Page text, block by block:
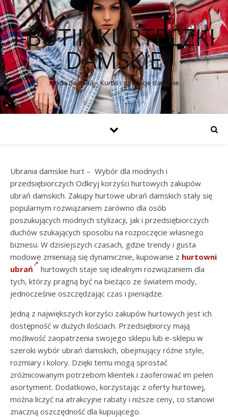
I-BUTIK KURTECZKI
DAMSKIE
Moda damska – Kurtki i stylizacje damskie
Ubrania damskie hurt – Wybór dla modnych i
przedsiębiorczych Odkryj korzyści hurtowych zakupów
ubrań damskich. Zakupy hurtowe ubrań damskich stały się
popularnym rozwiązaniem zarówno dla osób
poszukujących modnych stylizacji, jak i przedsiębiorczych
duchów szukających sposobu na rozpoczęcie własnego
biznesu. W dzisiejszych czasach, gdzie trendy i gusta
modowe zmieniają się dynamicznie, kupowanie z hurtowni
ubrań
hurtowych staje się idealnym rozwiązaniem dla
tych, którzy pragną być na bieżąco ze światem mody,
jednocześnie oszczędzając czas i pieniądze.
Jedną z największych korzyści zakupów hurtowych jest ich
dostępność w dużych ilościach. Przedsiębiorcy mają
możliwość zaopatrzenia swojego sklepu lub e-sklepu w
szeroki wybór ubrań damskich, obejmujący różne style,
rozmiary i kolory. Dzięki temu mogą sprostać
zróżnicowanym potrzebom klientek i zaoferować im pełen
asortyment. Dodatkowo, korzystając z oferty hurtowej,
można liczyć na atrakcyjne rabaty i niższe ceny, co stanowi
znaczną oszczędność dla kupującego.